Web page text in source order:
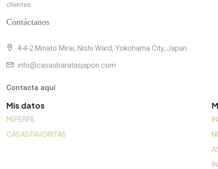
clientes.
Contáctanos
4-4-2 Minato Mirai, Nishi Ward, Yokohama City, Japan
info@casasbaratasjapon.com
Contacta aquí
Mis datos
MI PERFIL
CASAS FAVORITAS